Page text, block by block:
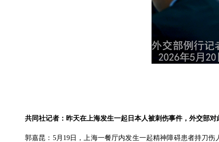
共同社记者：昨天在上海发生一起日本人被刺伤事件，外交部
郭嘉昆：5月19日，上海一餐厅内发生一起精神障碍患者持刀